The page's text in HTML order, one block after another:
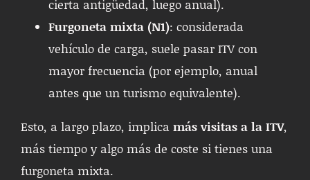
cierta antigüedad, luego anual).
Furgoneta mixta (N1): considerada
vehículo de carga, suele pasar ITV con
mayor frecuencia (por ejemplo, anual
antes que un turismo equivalente).
Esto, a largo plazo, implica más visitas a la ITV,
más tiempo y algo más de coste si tienes una
furgoneta mixta.